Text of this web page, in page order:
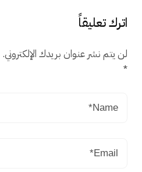
اترك تعليقاً
لن يتم نشر عنوان بريدك الإلكتروني.
*